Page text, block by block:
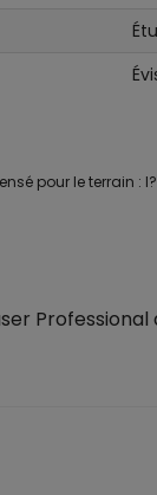
pour le terrain